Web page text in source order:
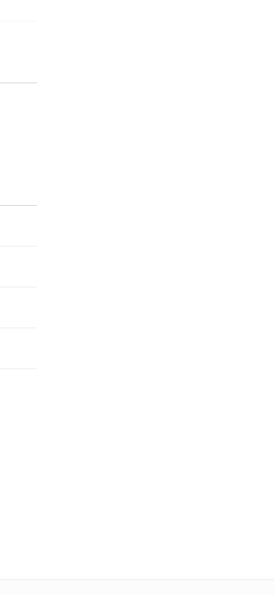
장',